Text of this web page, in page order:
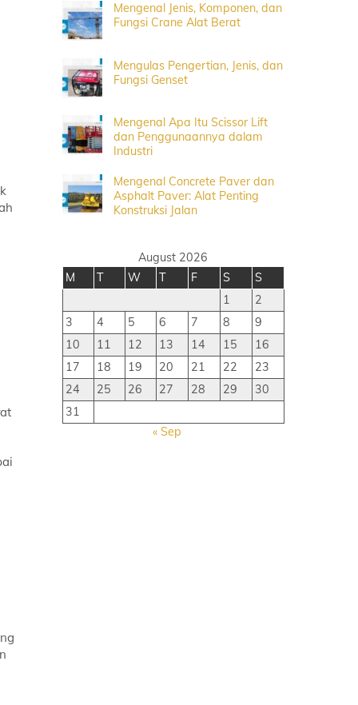
Mengenal Jenis, Komponen, dan
Fungsi Crane Alat Berat
Mengulas Pengertian, Jenis, dan
Fungsi Genset
Mengenal Apa Itu Scissor Lift
dan Penggunaannya dalam
Industri
Mengenal Concrete Paver dan
Asphalt Paver: Alat Penting
Konstruksi Jalan
August 2026
M
T W T F S
S
1
2
3
4 5 6 7 8
9
10
11 12 13 14 15
16
17
18 19 20 21 22
23
24
25 26 27 28 29
30
31
« Sep